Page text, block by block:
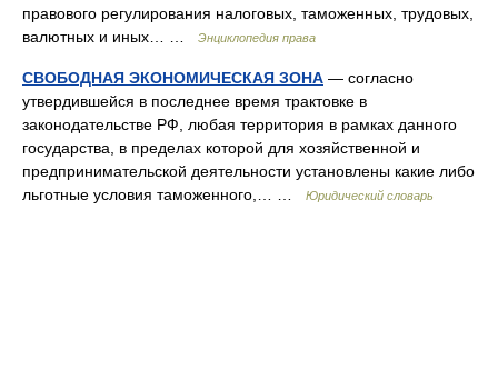
правового регулирования налоговых, таможенных, трудовых,
валютных и иных… …
Энциклопедия права
СВОБОДНАЯ ЭКОНОМИЧЕСКАЯ ЗОНА — согласно
утвердившейся в последнее время трактовке в
законодательстве РФ, любая территория в рамках данного
государства, в пределах которой для хозяйственной и
предпринимательской деятельности установлены какие либо
льготные условия таможенного,… …
Юридический словарь